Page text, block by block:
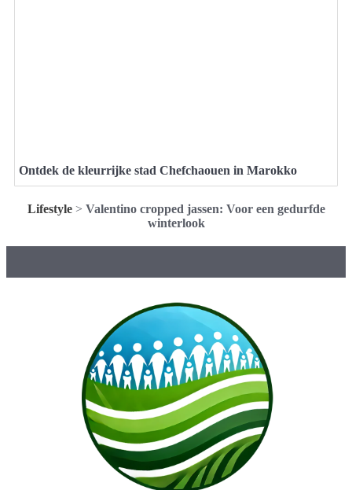
Ontdek de kleurrijke stad Chefchaouen in Marokko
Lifestyle> Valentino cropped jassen: Voor een gedurfde
winterlook